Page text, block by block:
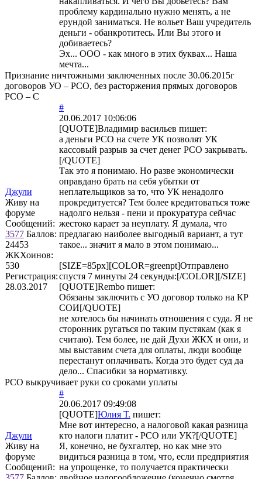
проблему кардинально нужно менять, а не
ерундой заниматься. Не вольет Ваш учредитель
деньги - обанкротитесь. Или Вы этого и
добиваетесь?
Эх... ООО - как много в этих буквах... Наша
мечта...
Признание ничтожными заключенных после 30.06.2015г
договоров УО – РСО, без расторжения прямых договоров
РСО – С
Джули
Живу на
форуме
Сообщений:
3577 Баллов:
24453
ЖКХоинов:
530
Регистрация:
28.03.2017
#
20.06.2017 10:06:06
[QUOTE]Владимир васильев пишет:
а деньги РСО на счете УК позволят УК
кассовый разрыв за счет денег РСО закрывать.
[/QUOTE]
Так это я понимаю. Но разве экономически
оправдано брать на себя убытки от
неплательщиков за то, что УК ненадолго
прокредитуется? Тем более кредитоваться тоже
надолго нельзя - пени и прокуратура сейчас
жестоко карает за неуплату. Я думала, что
предлагаю наиболее выгодный вариант, а тут
такое... значит я мало в этом понимаю...
[SIZE=85px][COLOR=greenpt]Отправлено
спустя 7 минуты 24 секунды:[/COLOR][/SIZE]
[QUOTE]Rembo пишет:
Обязаны заключить с УО договор только на КР
СОИ[/QUOTE]
не хотелось бы начинать отношения с суда. Я не
сторонник ругаться по таким пустякам (как я
считаю). Тем более, не дай Духи ЖКХ и они, и
мы выставим счета для оплаты, люди вообще
перестанут оплачивать. Когда это будет суд да
дело... Спасибки за нормативку.
РСО выкручивает руки со сроками уплаты
Джули
Живу на
форуме
Сообщений:
#
20.06.2017 09:49:08
[QUOTE]Юлия Т. пишет:
Мне вот интересно, а налоговой какая разница
кто налоги платит - РСО или УК?[/QUOTE]
Я, конечно, не бухгалтер, но как мне это
видиться разница в том, что, если предприятия
на упрощенке, то получается практически